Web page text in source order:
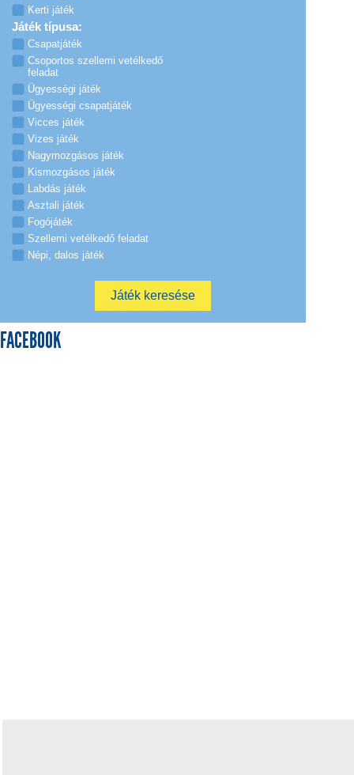
Kerti játék
Játék típusa:
Csapatjáték
Csoportos szellemi vetélkedő
feladat
Ügyességi játék
Ügyességi csapatjáték
Vicces játék
Vizes játék
Nagymozgásos játék
Kismozgásos játék
Labdás játék
Asztali játék
Fogójáték
Szellemi vetélkedő feladat
Népi, dalos játék
FACEBOOK